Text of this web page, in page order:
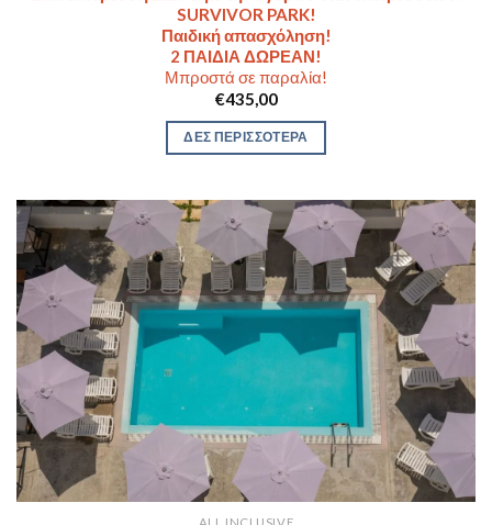
SURVIVOR PARK!
Παιδική απασχόληση!
2 ΠΑΙΔΙΑ ΔΩΡΕΑΝ!
Μπροστά σε παραλία!
€435,00
ΔΕΣ ΠΕΡΙΣΣΟΤΕΡΑ